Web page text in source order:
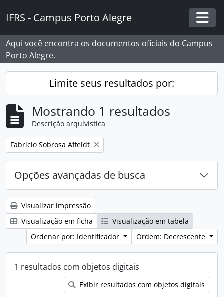
IFRS - Campus Porto Alegre
Aqui você encontra os documentos oficiais do Campus
Porto Alegre.
Limite seus resultados por:
Mostrando 1 resultados
Descrição arquivística
Remover filtro:
Fabrício Sobrosa Affeldt
Opções avançadas de busca
Visualizar impressão
Visualização em ficha
Visualização em tabela
Ordenar por: Identificador
Ordem: Decrescente
1 resultados com objetos digitais
Exibir resultados com objetos digitais